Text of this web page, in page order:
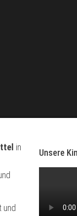
in
und
Unsere